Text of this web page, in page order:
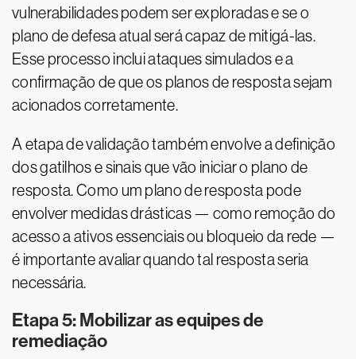
vulnerabilidades podem ser exploradas e se o
plano de defesa atual será capaz de mitigá-las.
Esse processo inclui ataques simulados e a
confirmação de que os planos de resposta sejam
acionados corretamente.
A etapa de validação também envolve a definição
dos gatilhos e sinais que vão iniciar o plano de
resposta. Como um plano de resposta pode
envolver medidas drásticas — como remoção do
acesso a ativos essenciais ou bloqueio da rede —
é importante avaliar quando tal resposta seria
necessária.
Etapa 5: Mobilizar as equipes de
remediação